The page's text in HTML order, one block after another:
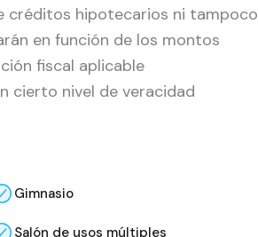
créditos hipotecarios ni tampoco
en función de los montos
fiscal aplicable
cierto nivel de veracidad
Gimnasio
Salón de usos múltiples